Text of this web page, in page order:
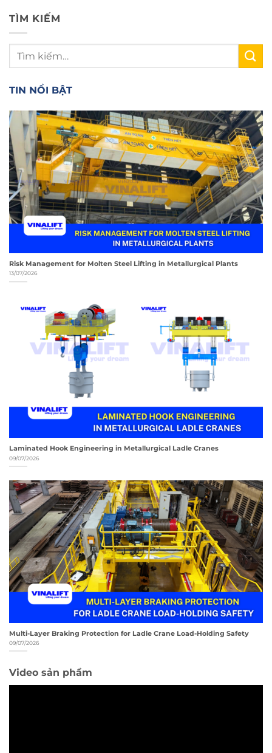
TÌM KIẾM
TIN NỔI BẬT
Risk Management for Molten Steel Lifting in Metallurgical Plants
13/07/2026
Laminated Hook Engineering in Metallurgical Ladle Cranes
09/07/2026
Multi-Layer Braking Protection for Ladle Crane Load-Holding Safety
09/07/2026
Video sản phẩm